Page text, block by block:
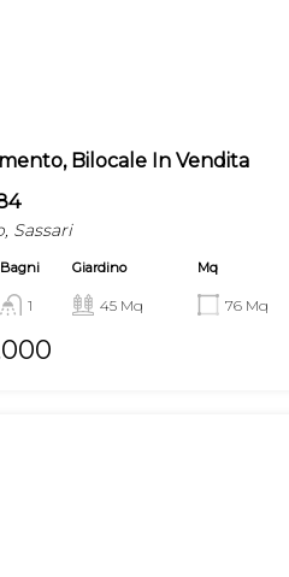
Bilocale In Vendita
Sassari
Bagni
1
Giardino
45 Mq
Mq
76 Mq